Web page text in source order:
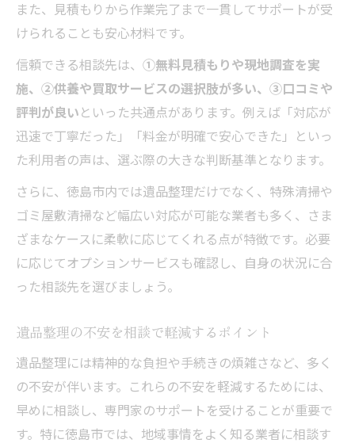
また、見積もりから作業完了まで一貫してサポートが受
けられることも安心材料です。
信頼できる相談先は、 ①無料見積もりや現地調査を実
施、②供養や買取サービスの選択肢が多い、③口コミや
評判が良いといった共通点があります。例えば「対応が
迅速で丁寧だった」「料金が明確で安心できた」といっ
た利用者の声は、選ぶ際の大きな判断基準となります。
さらに、徳島市内では遺品整理だけでなく、特殊清掃や
ゴミ屋敷清掃など幅広い対応が可能な業者も多く、さま
ざまなケースに柔軟に応じてくれる点が特徴です。必要
に応じてオプションサービスも確認し、自身の状況に合
った相談先を選びましょう。
遺品整理の不安を相談で軽減するポイント
遺品整理には精神的な負担や手続きの煩雑さなど、多く
の不安が伴います。これらの不安を軽減するためには、
早めに相談し、専門家のサポートを受けることが重要で
す。特に徳島市では、地域事情をよく知る業者に相談す